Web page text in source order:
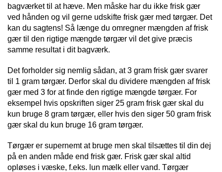
bagværket til at hæve. Men måske har du ikke frisk gær
ved hånden og vil gerne udskifte frisk gær med tørgær. Det
kan du sagtens! Så længe du omregner mængden af frisk
gær til den rigtige mængde tørgær vil det give præcis
samme resultat i dit bagværk.
Det forholder sig nemlig sådan, at 3 gram frisk gær svarer
til 1 gram tørgær. Derfor skal du dividere mængden af frisk
gær med 3 for at finde den rigtige mængde tørgær. For
eksempel hvis opskriften siger 25 gram frisk gær skal du
kun bruge 8 gram tørgær, eller hvis den siger 50 gram frisk
gær skal du kun bruge 16 gram tørgær.
Tørgær er supernemt at bruge men skal tilsættes til din dej
på en anden måde end frisk gær. Frisk gær skal altid
opløses i væske, f.eks. lun mælk eller vand. Tørgær